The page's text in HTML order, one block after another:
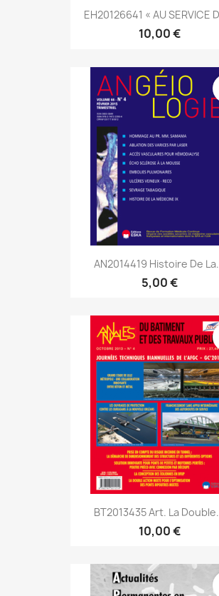
EH20126641 « AU SERVICE
10,00 €
AN2014419 Histoire De
5,00 €
BT2013435 Art. La
10,00 €